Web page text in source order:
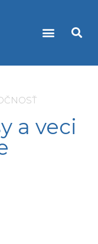
a veci